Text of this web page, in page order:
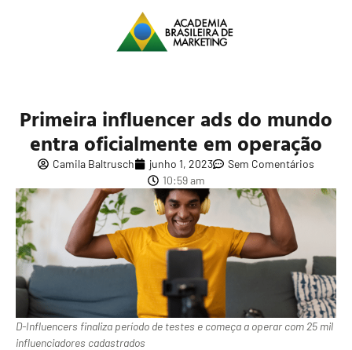
Primeira influencer ads do mundo
entra oficialmente em operação
Camila Baltrusch junho 1, 2023
Sem Comentários
10:59 am
D-Influencers finaliza período de testes e começa a operar com 25 mil
influenciadores cadastrados